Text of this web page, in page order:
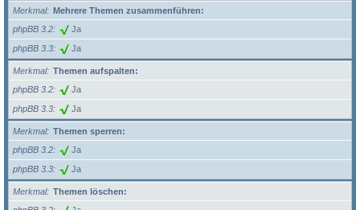
Merkmal
Mehrere Themen zusammenführen:
phpBB 3.2
Ja
phpBB 3.3 Ja
Merkmal
Themen aufspalten:
phpBB 3.2
Ja
phpBB 3.3 Ja
Merkmal
Themen sperren:
phpBB 3.2
Ja
phpBB 3.3 Ja
Merkmal
Themen löschen: